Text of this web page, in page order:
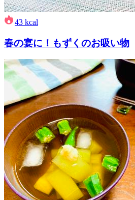
43 kcal
春の宴に！もずくのお吸い物